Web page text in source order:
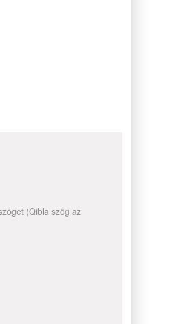
(Qibla szög az